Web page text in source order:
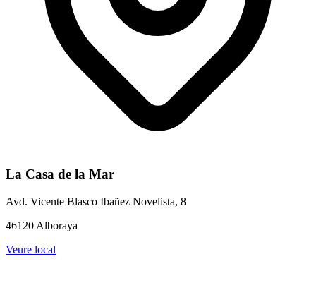
La Casa de la Mar
Avd. Vicente Blasco Ibañez Novelista, 8
46120 Alboraya
Veure local